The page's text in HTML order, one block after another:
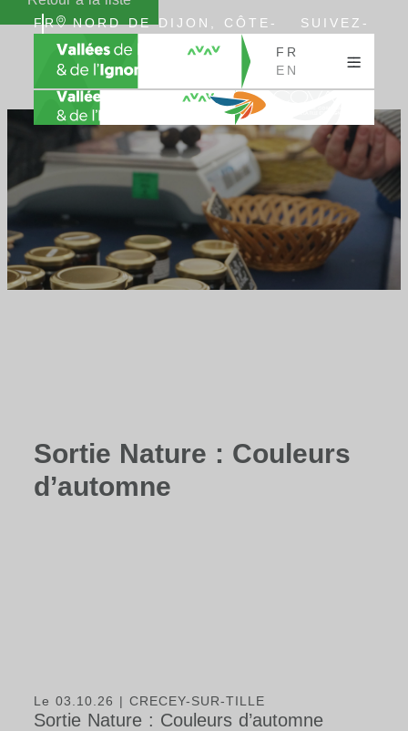
FR
EN
NORD DE DIJON, CÔTE-
D’OR, BOURGOGNE
SUIVEZ-
FR
EN
Sortie Nature : Couleurs
d’automne
Le 03.10.26 | CRECEY-SUR-TILLE
Sortie Nature : Couleurs d’automne